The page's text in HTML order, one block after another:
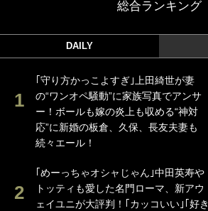
総合ランキング
DAILY
｢守り方かっこよすぎ｣上田綺世が妻
の“ワンオペ騒動”に家族写真でアンサ
ー！ボールも嫁の炎上も収める“神対
応”に新婚の板倉、久保、長友夫妻も
続々エール！
｢めーっちゃオシャじゃん｣中田英寿や
トッティも愛した名門ローマ、新アウ
ェイユニが大評判！｢カッコいい｣｢好き